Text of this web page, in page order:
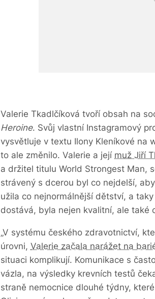
Valerie Tkadlčíková tvoří obsah na
Heroine. Svůj vlastní Instagramový
vysvětluje v textu Ilony Kleníkové na
to ale změnilo. Valerie a její muž Jiří
a držitel titulu World Strongest Man,
strávený s dcerou byl co nejdelší,
užila co nejnormálnější dětství, a
dostává, byla nejen kvalitní, ale také
„V systému českého zdravotnictví,
úrovni, Valerie začala narážet na
situaci komplikují. Komunikace s
vázla, na výsledky krevních testů
straně nemocnice dlouhé týdny,